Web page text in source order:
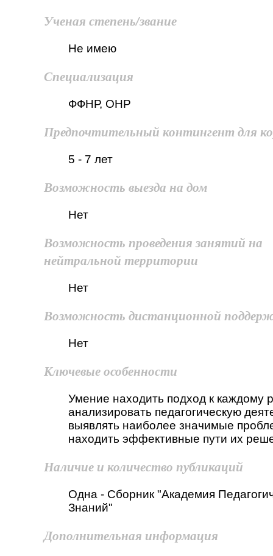
Ученая степень/звание
Не имею
Специализация
ФФНР, ОНР
Предпочтительный контингент для
5 - 7 лет
Возможность выезда на дом
Нет
Возможность проведения занятий на
нейтральной территории
Нет
Возможность дистанционной
Нет
Ключевые особенности
Умение находить подход к каждому
анализировать педагогическую
выявлять наиболее значимые
находить эффективные пути их
Наличие и количество публикаций
Одна - Сборник "Академия
Знаний"
Дополнительная информация